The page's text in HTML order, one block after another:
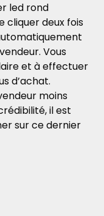
led rond
cliquer deux fois
Vous
et à effectuer
d’achat.
moins
il est
sur ce dernier